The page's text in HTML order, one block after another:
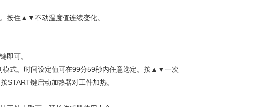
按住▲▼不动温度值连续变化。
即可。
模式。时间设定值可在99分59秒内任意选定。按▲▼一次
键启动加热器对工件加热。